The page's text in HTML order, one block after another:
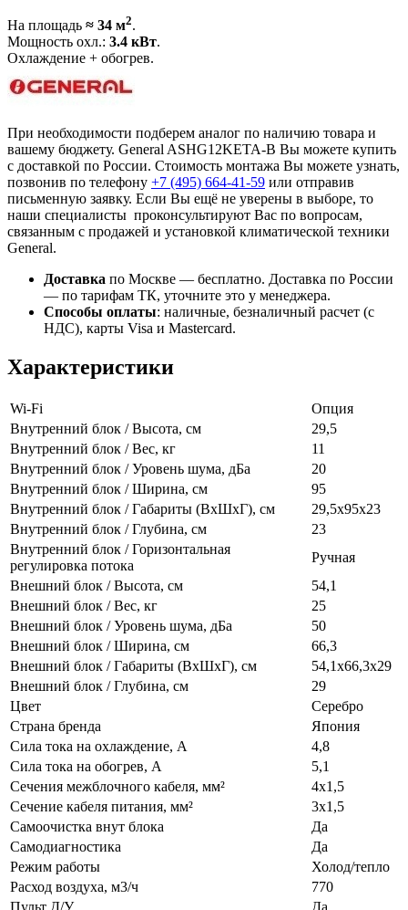
На площадь ≈ 34 м2.
Мощность охл.: 3.4 кВт.
Охлаждение + обогрев.
При необходимости подберем аналог по наличию товара и
вашему бюджету. General ASHG12KETA-B Вы можете купить
с доставкой по России. Стоимость монтажа Вы можете узнать,
позвонив по телефону +7 (495) 664-41-59 или отправив
письменную заявку. Если Вы ещё не уверены в выборе, то
наши специалисты проконсультируют Вас по вопросам,
связанным с продажей и установкой климатической техники
General.
Доставка по Москве — бесплатно. Доставка по России
— по тарифам ТК, уточните это у менеджера.
Способы оплаты: наличные, безналичный расчет (с
НДС), карты Visa и Mastercard.
Характеристики
Wi-Fi
Опция
Внутренний блок / Высота, см
29,5
Внутренний блок / Вес, кг
11
Внутренний блок / Уровень шума, дБа
20
Внутренний блок / Ширина, см
95
Внутренний блок / Габариты (ВхШхГ), см
29,5х95х23
Внутренний блок / Глубина, см
23
Внутренний блок / Горизонтальная
регулировка потока
Ручная
Внешний блок / Высота, см
54,1
Внешний блок / Вес, кг
25
Внешний блок / Уровень шума, дБа
50
Внешний блок / Ширина, см
66,3
Внешний блок / Габариты (ВхШхГ), см
54,1х66,3х29
Внешний блок / Глубина, см
29
Цвет
Серебро
Страна бренда
Япония
Сила тока на охлаждение, А
4,8
Сила тока на обогрев, А
5,1
Сечения межблочного кабеля, мм²
4х1,5
Сечение кабеля питания, мм²
3х1,5
Самоочистка внут блока
Да
Самодиагностика
Да
Режим работы
Холод/тепло
Расход воздуха, м3/ч
770
Пульт Д/У
Да